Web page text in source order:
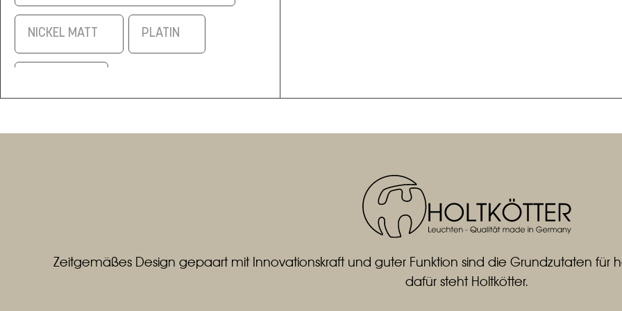
NICKEL MATT PLATIN
Zeitgemäßes Design gepaart mit Innovationskraft und guter Funktion sind die Grundzutaten für
dafür steht Holtkötter.